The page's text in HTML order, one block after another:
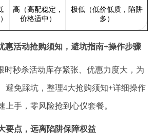
高（高配稳定，
价格适中）
极低（低价低质，陷阱
多）
惠活动抢购须知，避坑指南+操作步骤
时秒杀活动库存紧张、优惠力度大，为
避免踩坑，整理4大抢购须知+详细操作
上手，零风险抢到心仪套餐。
要点，远离陷阱保障权益